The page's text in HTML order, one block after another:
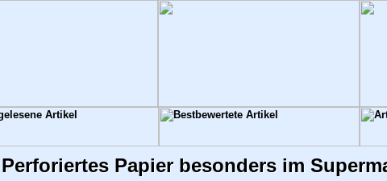
Perforiertes Papier besonders im